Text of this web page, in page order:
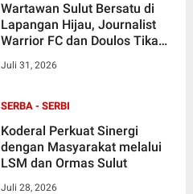
Wartawan Sulut Bersatu di
Lapangan Hijau, Journalist
Warrior FC dan Doulos Tikala
Rebut Piala Bupati Joune
Juli 31, 2026
SERBA - SERBI
Koderal Perkuat Sinergi
dengan Masyarakat melalui
LSM dan Ormas Sulut
Juli 28, 2026